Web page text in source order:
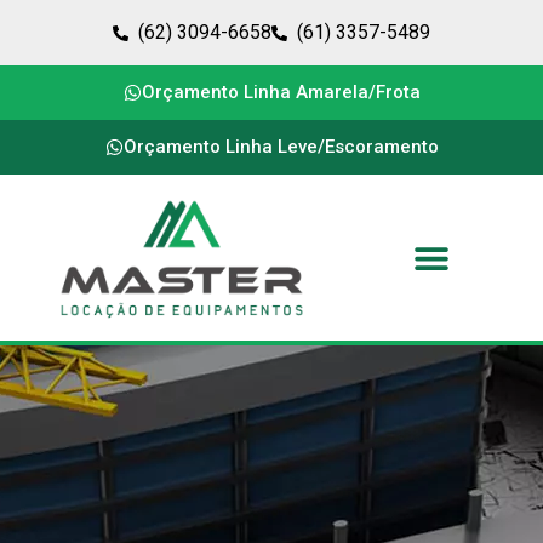
(62) 3094-6658 (61) 3357-5489
Orçamento Linha Amarela/Frota
Orçamento Linha Leve/Escoramento